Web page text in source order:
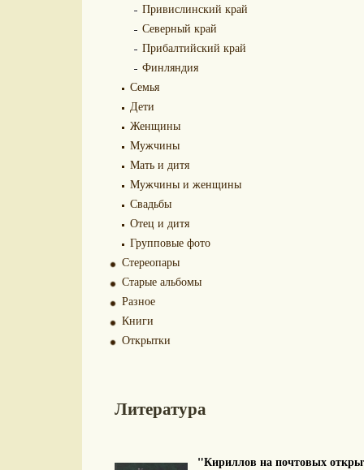
Привислинский край
Северный край
Прибалтийский край
Финляндия
Семья
Дети
Женщины
Мужчины
Мать и дитя
Мужчины и женщины
Свадьбы
Отец и дитя
Групповые фото
Стереопары
Старые альбомы
Разное
Книги
Открытки
Литература
"Кириллов на почтовых